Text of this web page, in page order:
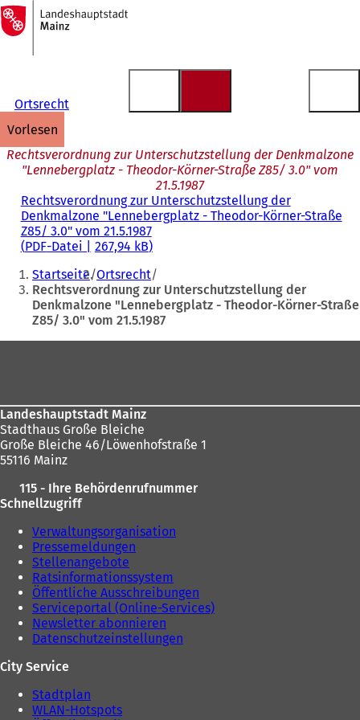
Inhalt anspringen
Zur
Startseite
Ortsrecht
vorlesen
Rechtsverordnung zur Unterschutzstellung der Denkmalzone
"Lennebergplatz - Theodor-Körner-Straße Z85/ 3.0" vom
21.5.1987
Rechtsverordnung zur Unterschutzstellung der
Denkmalzone "Lennebergplatz - Theodor-Körner-Straße
Z85/ 3.0" vom 21.5.1987
PDF-Datei 267,94 kB
Sie
befinden
sich
Startseite Ortsrecht
Rechtsverordnung zur Unterschutzstellung der
Denkmalzone "Lennebergplatz - Theodor-Körner-Straße
Z85/ 3.0" vom 21.5.1987
Landeshauptstadt Mainz
Stadthaus Große Bleiche
Große Bleiche 46/Löwenhofstraße 1
55116 Mainz
115 - Ihre Behördenrufnummer
Schnellzugriff
Verwaltungsorganisation
Pressemeldungen
Stellenangebote
Ratsinformationssystem
Öffentliche Ausschreibungen
Serviceportal (Online-Services)
Newsletter abonnieren
Datenschutzeinstellungen
City Service
Stadtplan
WLAN-Hotspots